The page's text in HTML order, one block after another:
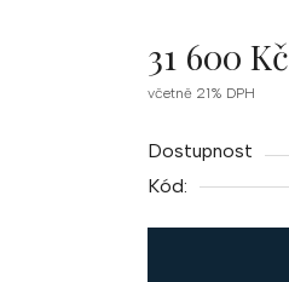
31 600 Kč
Měrná
včetně 21% DPH
Dostupnost
Kód: